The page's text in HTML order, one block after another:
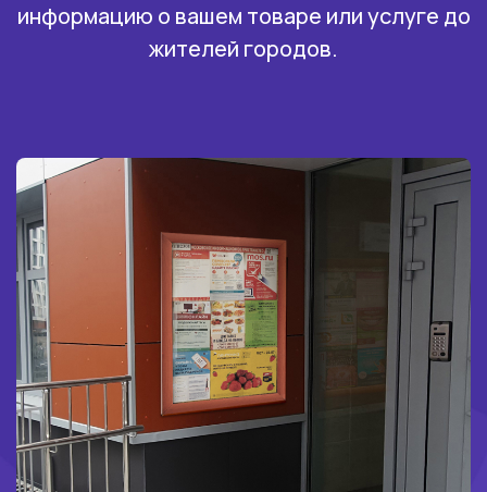
информацию о вашем товаре или услуге до
жителей городов.